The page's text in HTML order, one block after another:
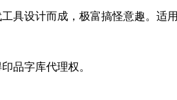
具设计而成，极富搞怪意趣。适
品字库代理权。